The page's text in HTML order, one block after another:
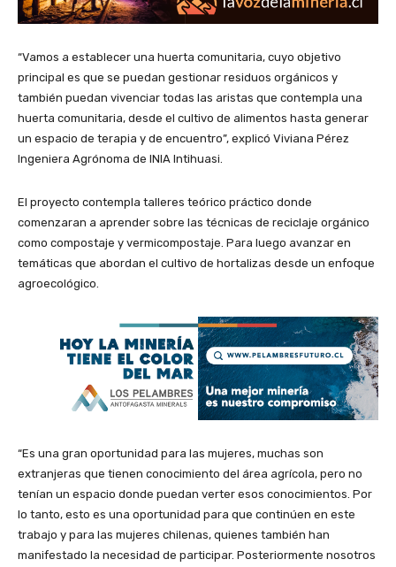
“Vamos a establecer una huerta comunitaria, cuyo objetivo
principal es que se puedan gestionar residuos orgánicos y
también puedan vivenciar todas las aristas que contempla una
huerta comunitaria, desde el cultivo de alimentos hasta generar
un espacio de terapia y de encuentro”, explicó Viviana Pérez
Ingeniera Agrónoma de INIA Intihuasi.
El proyecto contempla talleres teórico práctico donde
comenzaran a aprender sobre las técnicas de reciclaje orgánico
como compostaje y vermicompostaje. Para luego avanzar en
temáticas que abordan el cultivo de hortalizas desde un enfoque
agroecológico.
“Es una gran oportunidad para las mujeres, muchas son
extranjeras que tienen conocimiento del área agrícola, pero no
tenían un espacio donde puedan verter esos conocimientos. Por
lo tanto, esto es una oportunidad para que continúen en este
trabajo y para las mujeres chilenas, quienes también han
manifestado la necesidad de participar. Posteriormente nosotros